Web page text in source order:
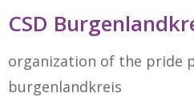
CSD
organization of the pride
burgenlandkreis